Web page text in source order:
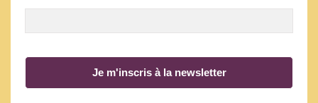
Je m'inscris à la newsletter